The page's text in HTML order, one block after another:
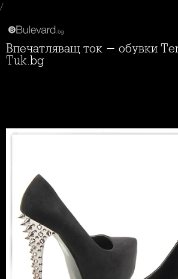
/
Впечатляващ ток - обувки Tendenz от
Tuk.bg